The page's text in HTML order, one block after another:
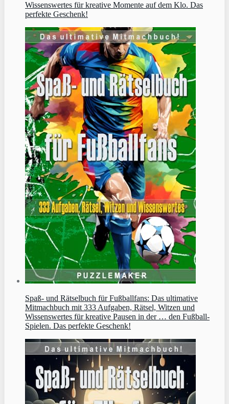
Wissenswertes für kreative Momente auf dem Klo. Das
perfekte Geschenk!
Spaß- und Rätselbuch für Fußballfans: Das ultimative
Mitmachbuch mit 333 Aufgaben, Rätsel, Witzen und
Wissenswertes für kreative Pausen in der … den Fußball-
Spielen. Das perfekte Geschenk!